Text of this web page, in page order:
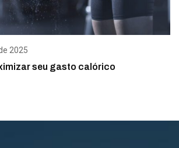
2025
seu gasto calórico